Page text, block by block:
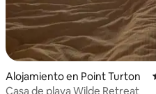
Alojamiento en Point Turton
Casa de playa Wilde Retreat